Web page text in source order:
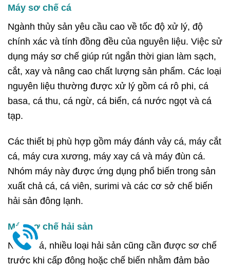
Máy sơ chế cá
Ngành thủy sản yêu cầu cao về tốc độ xử lý, độ
chính xác và tính đồng đều của nguyên liệu. Việc sử
dụng máy sơ chế giúp rút ngắn thời gian làm sạch,
cắt, xay và nâng cao chất lượng sản phẩm. Các loại
nguyên liệu thường được xử lý gồm cá rô phi, cá
basa, cá thu, cá ngừ, cá biển, cá nước ngọt và cá
tạp.
Các thiết bị phù hợp gồm máy đánh vảy cá, máy cắt
cá, máy cưa xương, máy xay cá và máy đùn cá.
Nhóm máy này được ứng dụng phổ biến trong sản
xuất chả cá, cá viên, surimi và các cơ sở chế biến
hải sản đông lạnh.
Máy sơ chế hải sản
Ngoài cá, nhiều loại hải sản cũng cần được sơ chế
trước khi cấp đông hoặc chế biến nhằm đảm bảo